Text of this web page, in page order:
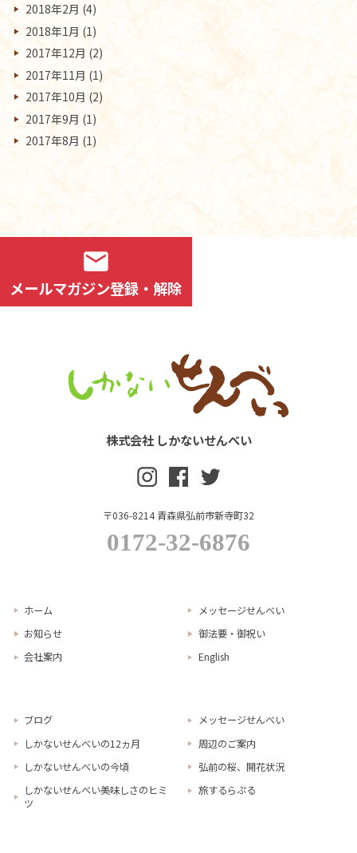
2018年2月 (4)
2018年1月 (1)
2017年12月 (2)
2017年11月 (1)
2017年10月 (2)
2017年9月 (1)
2017年8月 (1)
mail
メールマガジン登録・解除
株式会社 しかないせんべい
〒036-8214 青森県弘前市新寺町32
0172-32-6876
ホーム
お知らせ
会社案内
メッセージせんべい
御法要・御祝い
English
ブログ
しかないせんべいの12ヵ月
しかないせんべいの今頃
しかないせんべい美味しさのヒミ
ツ
メッセージせんべい
周辺のご案内
弘前の桜、開花状況
旅するらぷる